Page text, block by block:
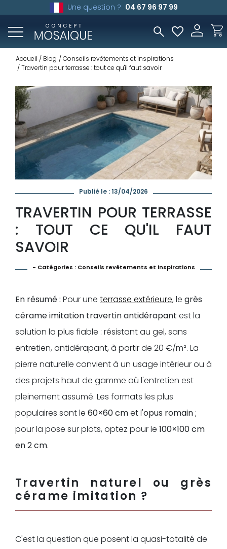
Une question ? 04 67 96 97 99
Accueil Blog
Conseils revêtements et inspirations
Travertin pour terrasse : tout ce qu'il faut savoir
Publié le : 13/04/2026
TRAVERTIN POUR TERRASSE
: TOUT CE QU'IL FAUT
SAVOIR
- Catégories : Conseils revêtements et inspirations
En résumé : Pour une terrasse extérieure, le grès
cérame imitation travertin antidérapant est la
solution la plus fiable : résistant au gel, sans
entretien, antidérapant, à partir de 20 €/m². La
pierre naturelle convient à un usage intérieur ou à
des projets haut de gamme où l'entretien est
pleinement assumé. Les formats les plus
populaires sont le 60×60 cmet l'opus romain;
pour la pose sur plots, optez pour le 100×100 cm
en 2 cm.
Travertin naturel ou grès
cérame imitation ?
C'est la question que posent la quasi-totalité de